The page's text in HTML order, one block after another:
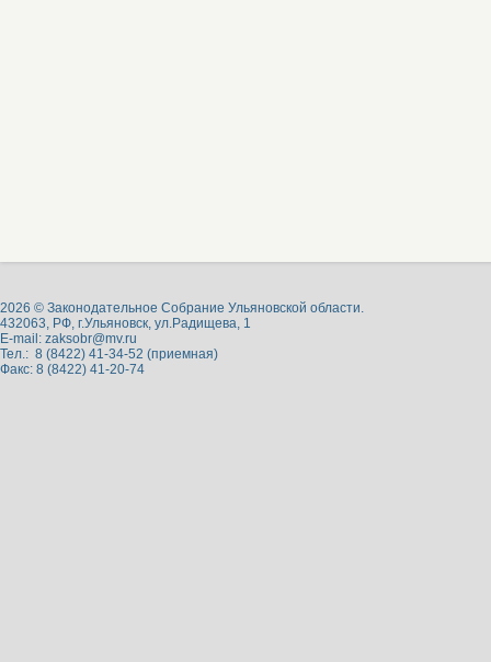
2026 © Законодательное Собрание Ульяновской области.
432063, РФ, г.Ульяновск, ул.Радищева, 1
E-mail: zaksobr@mv.ru
Тел.: 8 (8422) 41-34-52 (приемная)
Факс: 8 (8422) 41-20-74